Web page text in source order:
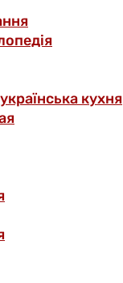
кухня